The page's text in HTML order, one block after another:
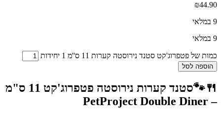
₪44.90
9 במלאי
9 במלאי
כמות של פטפרוג'קט סטנד נירוסטה קערות 11 ס''מ 1 יחידות
הוספה לסל
🍴🐾סטנד קערות נירוסטה פטפרוג'קט 11 ס"מ
– PetProject Double Diner